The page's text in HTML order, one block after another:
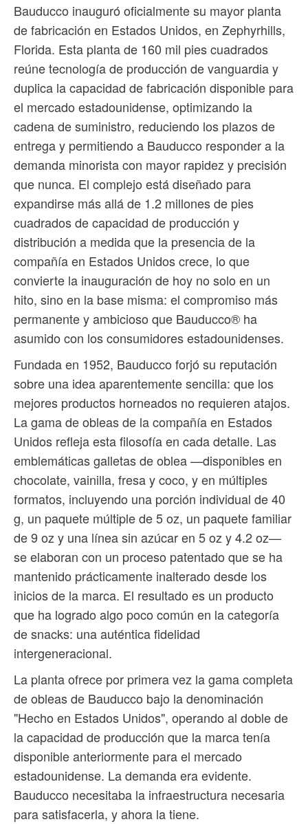
Bauducco inauguró oficialmente su mayor planta
de fabricación en Estados Unidos, en Zephyrhills,
Florida. Esta planta de 160 mil pies cuadrados
reúne tecnología de producción de vanguardia y
duplica la capacidad de fabricación disponible para
el mercado estadounidense, optimizando la
cadena de suministro, reduciendo los plazos de
entrega y permitiendo a Bauducco responder a la
demanda minorista con mayor rapidez y precisión
que nunca. El complejo está diseñado para
expandirse más allá de 1.2 millones de pies
cuadrados de capacidad de producción y
distribución a medida que la presencia de la
compañía en Estados Unidos crece, lo que
convierte la inauguración de hoy no solo en un
hito, sino en la base misma: el compromiso más
permanente y ambicioso que Bauducco® ha
asumido con los consumidores estadounidenses.
Fundada en 1952, Bauducco forjó su reputación
sobre una idea aparentemente sencilla: que los
mejores productos horneados no requieren atajos.
La gama de obleas de la compañía en Estados
Unidos refleja esta filosofía en cada detalle. Las
emblemáticas galletas de oblea —disponibles en
chocolate, vainilla, fresa y coco, y en múltiples
formatos, incluyendo una porción individual de 40
g, un paquete múltiple de 5 oz, un paquete familiar
de 9 oz y una línea sin azúcar en 5 oz y 4.2 oz—
se elaboran con un proceso patentado que se ha
mantenido prácticamente inalterado desde los
inicios de la marca. El resultado es un producto
que ha logrado algo poco común en la categoría
de snacks: una auténtica fidelidad
intergeneracional.
La planta ofrece por primera vez la gama completa
de obleas de Bauducco bajo la denominación
"Hecho en Estados Unidos", operando al doble de
la capacidad de producción que la marca tenía
disponible anteriormente para el mercado
estadounidense. La demanda era evidente.
Bauducco necesitaba la infraestructura necesaria
para satisfacerla, y ahora la tiene.